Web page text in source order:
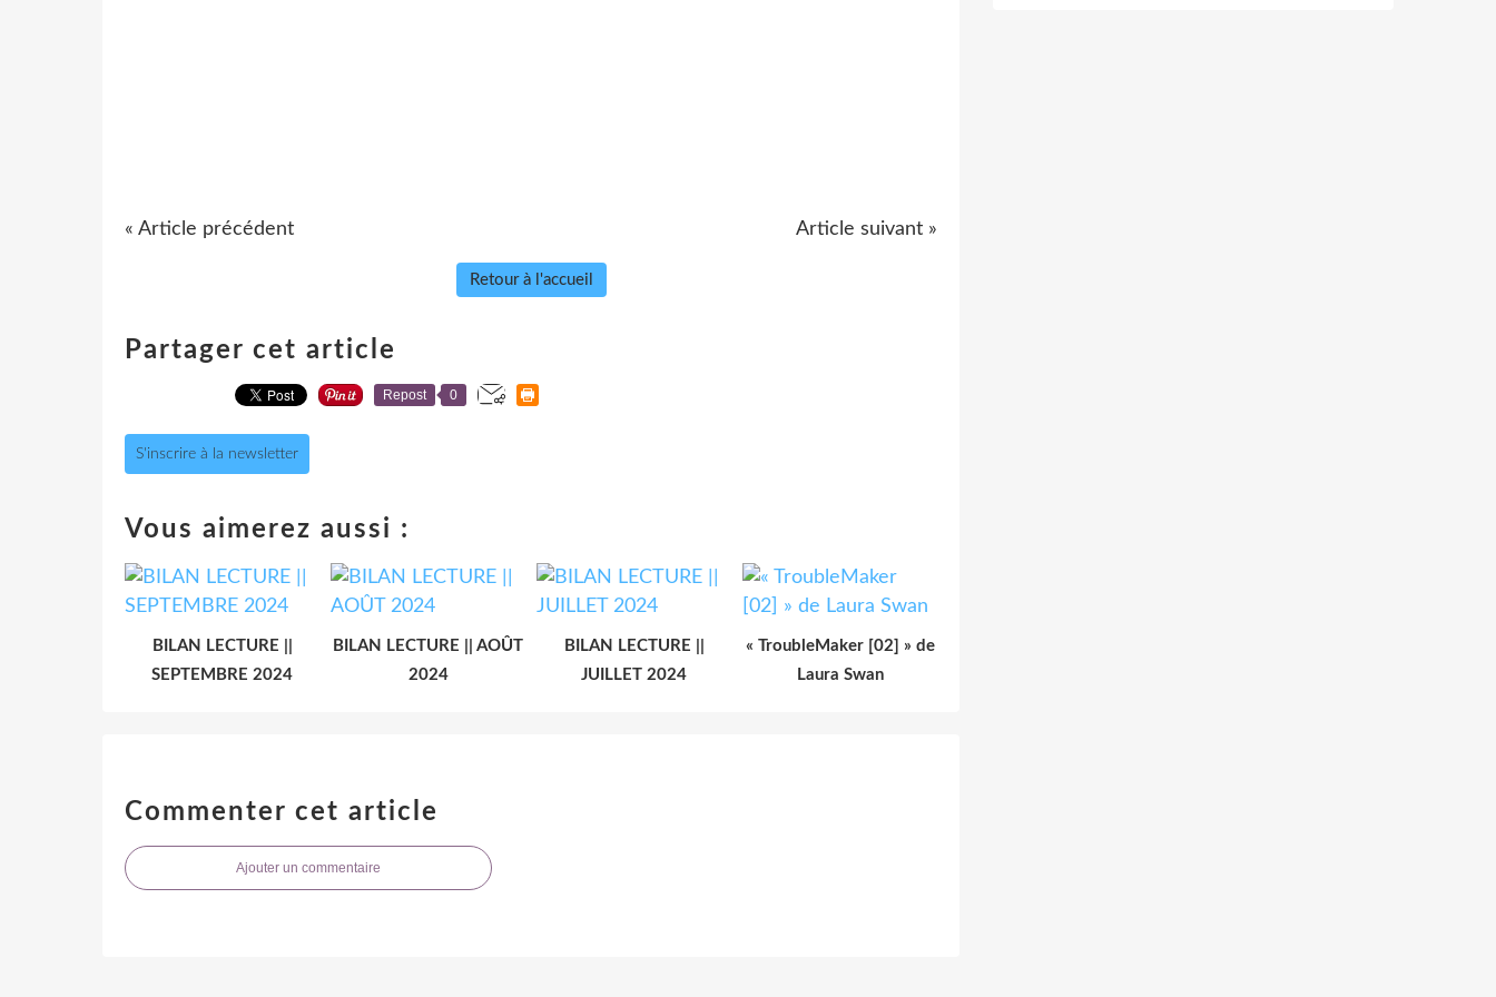
« Article précédent Article suivant »
Retour à l'accueil
Partager cet article
Repost 0
S'inscrire à la newsletter
Vous aimerez aussi :
BILAN LECTURE ||
SEPTEMBRE 2024
BILAN LECTURE || AOÛT
2024
BILAN LECTURE ||
JUILLET 2024
« TroubleMaker [02] » de
Laura Swan
Commenter cet article
Ajouter un commentaire